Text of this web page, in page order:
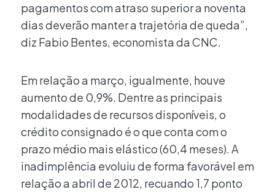
pagamentos com atraso superior a noventa
dias deverão manter a trajetória de queda”,
diz Fabio Bentes, economista da CNC.
Em relação a março, igualmente, houve
aumento de 0,9%. Dentre as principais
modalidades de recursos disponíveis, o
crédito consignado é o que conta com o
prazo médio mais elástico (60,4 meses). A
inadimplência evoluiu de forma favorável em
relação a abril de 2012, recuando 1,7 ponto